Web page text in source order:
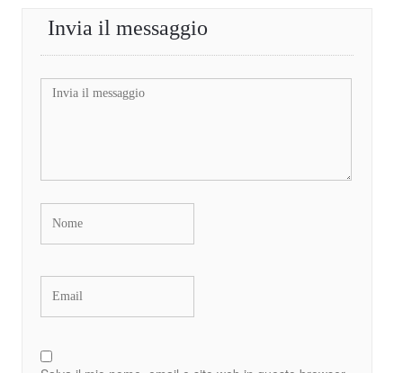
Invia il messaggio